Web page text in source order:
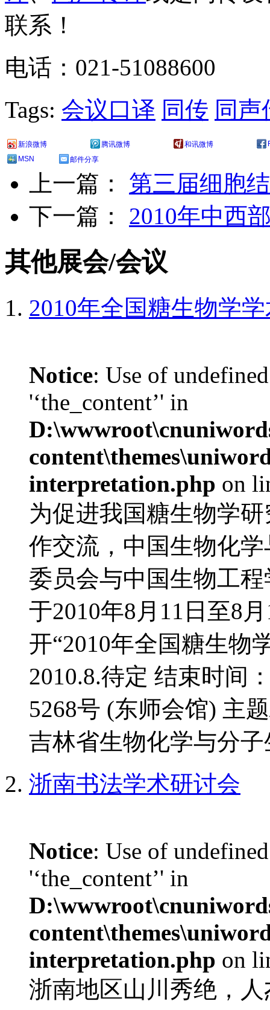
联系！
电话：021-51088600
Tags: 会议口译 同传 同声
新浪微博 腾讯微博 和讯微博
MSN
邮件分享
上一篇： 第三届细胞
下一篇： 2010年中西
其他展会/会议
2010年全国糖生物学
Notice: Use of
'‘the_content’' in
interpretation.php on
为促进我国糖生物学
作交流，中国生物化
委员会与中国生物工
于2010年8月11日至8
开“2010年全国糖生物
2010.8.待定 结束时间
5268号 (东师会馆) 主
吉林省生物化学与分
浙南书法学术研讨会
Notice: Use of
'‘the_content’' in
interpretation.php on
浙南地区山川秀绝，